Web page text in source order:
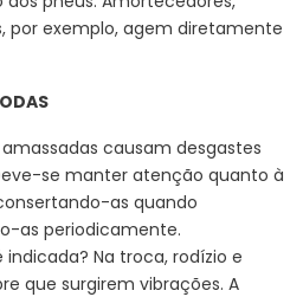
por exemplo, agem diretamente
causam desgastes
se manter atenção quanto à
as quando
as periodicamente.
Na troca, rodízio e
que surgirem vibrações. A